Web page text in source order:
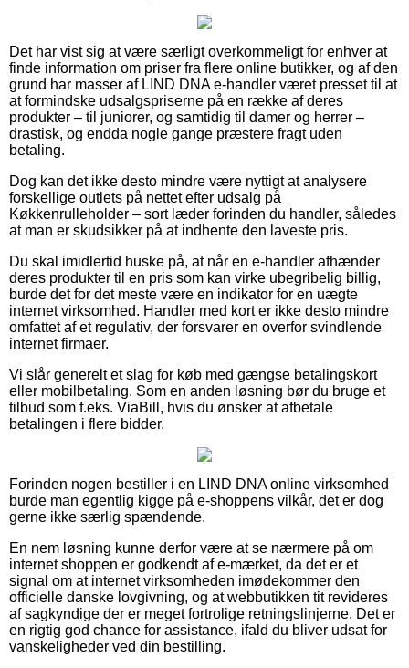
Det har vist sig at være særligt overkommeligt for enhver at
finde information om priser fra flere online butikker, og af den
grund har masser af LIND DNA e-handler været presset til at
at formindske udsalgspriserne på en række af deres
produkter – til juniorer, og samtidig til damer og herrer –
drastisk, og endda nogle gange præstere fragt uden
betaling.
Dog kan det ikke desto mindre være nyttigt at analysere
forskellige outlets på nettet efter udsalg på
Køkkenrulleholder – sort læder forinden du handler, således
at man er skudsikker på at indhente den laveste pris.
Du skal imidlertid huske på, at når en e-handler afhænder
deres produkter til en pris som kan virke ubegribelig billig,
burde det for det meste være en indikator for en uægte
internet virksomhed. Handler med kort er ikke desto mindre
omfattet af et regulativ, der forsvarer en overfor svindlende
internet firmaer.
Vi slår generelt et slag for køb med gængse betalingskort
eller mobilbetaling. Som en anden løsning bør du bruge et
tilbud som f.eks. ViaBill, hvis du ønsker at afbetale
betalingen i flere bidder.
Forinden nogen bestiller i en LIND DNA online virksomhed
burde man egentlig kigge på e-shoppens vilkår, det er dog
gerne ikke særlig spændende.
En nem løsning kunne derfor være at se nærmere på om
internet shoppen er godkendt af e-mærket, da det er et
signal om at internet virksomheden imødekommer den
officielle danske lovgivning, og at webbutikken tit revideres
af sagkyndige der er meget fortrolige retningslinjerne. Det er
en rigtig god chance for assistance, ifald du bliver udsat for
vanskeligheder ved din bestilling.